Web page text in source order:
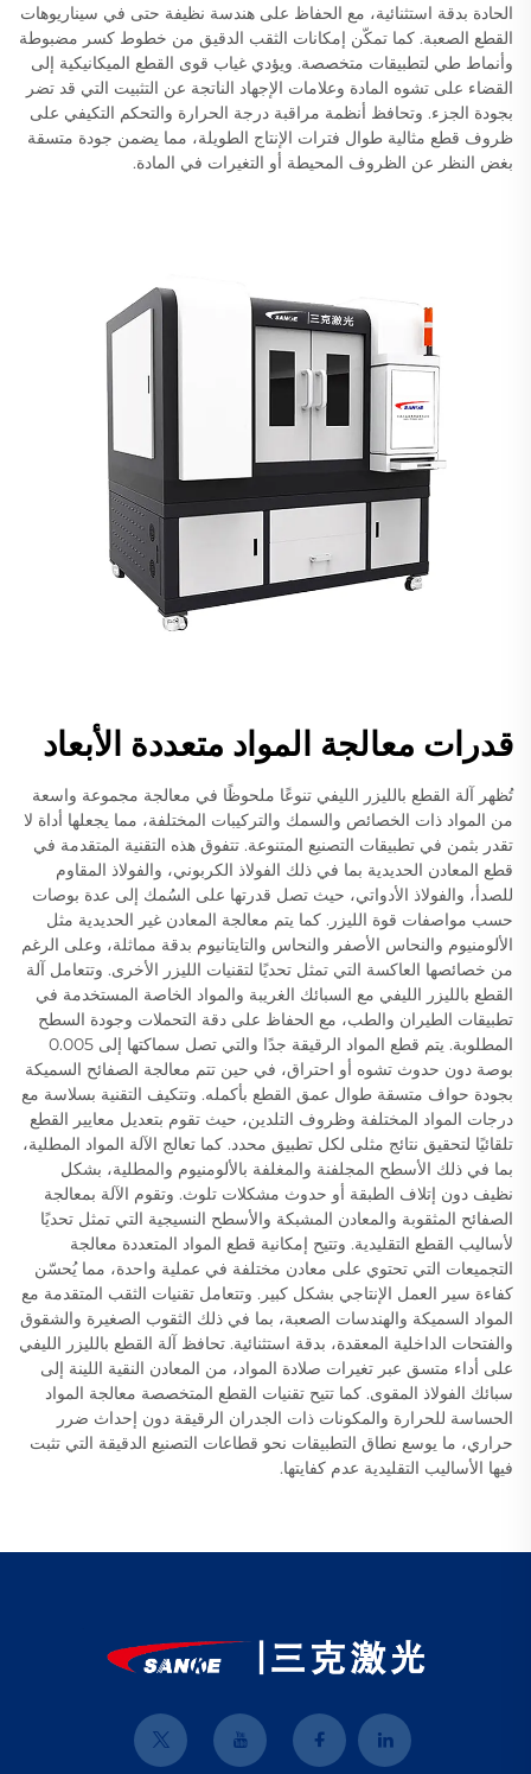
الحادة بدقة استثنائية، مع الحفاظ على هندسة نظيفة حتى في سيناريوهات
القطع الصعبة. كما تمكّن إمكانات الثقب الدقيق من خطوط كسر مضبوطة
وأنماط طي لتطبيقات متخصصة. ويؤدي غياب قوى القطع الميكانيكية إلى
القضاء على تشوه المادة وعلامات الإجهاد الناتجة عن التثبيت التي قد تضر
بجودة الجزء. وتحافظ أنظمة مراقبة درجة الحرارة والتحكم التكيفي على
ظروف قطع مثالية طوال فترات الإنتاج الطويلة، مما يضمن جودة متسقة
بغض النظر عن الظروف المحيطة أو التغيرات في المادة.
قدرات معالجة المواد متعددة الأبعاد
تُظهر آلة القطع بالليزر الليفي تنوعًا ملحوظًا في معالجة مجموعة واسعة
من المواد ذات الخصائص والسمك والتركيبات المختلفة، مما يجعلها أداة لا
تقدر بثمن في تطبيقات التصنيع المتنوعة. تتفوق هذه التقنية المتقدمة في
قطع المعادن الحديدية بما في ذلك الفولاذ الكربوني، والفولاذ المقاوم
للصدأ، والفولاذ الأدواتي، حيث تصل قدرتها على السُمك إلى عدة بوصات
حسب مواصفات قوة الليزر. كما يتم معالجة المعادن غير الحديدية مثل
الألومنيوم والنحاس الأصفر والنحاس والتايتانيوم بدقة مماثلة، وعلى الرغم
من خصائصها العاكسة التي تمثل تحديًا لتقنيات الليزر الأخرى. وتتعامل آلة
القطع بالليزر الليفي مع السبائك الغريبة والمواد الخاصة المستخدمة في
تطبيقات الطيران والطب، مع الحفاظ على دقة التحملات وجودة السطح
المطلوبة. يتم قطع المواد الرقيقة جدًا والتي تصل سماكتها إلى 0.005
بوصة دون حدوث تشوه أو احتراق، في حين تتم معالجة الصفائح السميكة
بجودة حواف متسقة طوال عمق القطع بأكمله. وتتكيف التقنية بسلاسة مع
درجات المواد المختلفة وظروف التلدين، حيث تقوم بتعديل معايير القطع
تلقائيًا لتحقيق نتائج مثلى لكل تطبيق محدد. كما تعالج الآلة المواد المطلية،
بما في ذلك الأسطح المجلفنة والمغلفة بالألومنيوم والمطلية، بشكل
نظيف دون إتلاف الطبقة أو حدوث مشكلات تلوث. وتقوم الآلة بمعالجة
الصفائح المثقوبة والمعادن المشبكة والأسطح النسيجية التي تمثل تحديًا
لأساليب القطع التقليدية. وتتيح إمكانية قطع المواد المتعددة معالجة
التجميعات التي تحتوي على معادن مختلفة في عملية واحدة، مما يُحسّن
كفاءة سير العمل الإنتاجي بشكل كبير. وتتعامل تقنيات الثقب المتقدمة مع
المواد السميكة والهندسات الصعبة، بما في ذلك الثقوب الصغيرة والشقوق
والفتحات الداخلية المعقدة، بدقة استثنائية. تحافظ آلة القطع بالليزر الليفي
على أداء متسق عبر تغيرات صلادة المواد، من المعادن النقية اللينة إلى
سبائك الفولاذ المقوى. كما تتيح تقنيات القطع المتخصصة معالجة المواد
الحساسة للحرارة والمكونات ذات الجدران الرقيقة دون إحداث ضرر
حراري، ما يوسع نطاق التطبيقات نحو قطاعات التصنيع الدقيقة التي تثبت
فيها الأساليب التقليدية عدم كفايتها.